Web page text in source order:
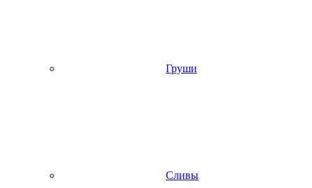
Груши
Сливы